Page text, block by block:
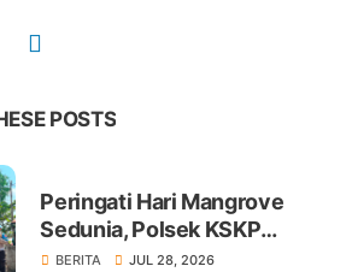
POSTS
Peringati Hari Mangrove
Sedunia, Polsek KSKP
Tembilahan Tanam 100 Bibit
BERITA JUL 28, 2026